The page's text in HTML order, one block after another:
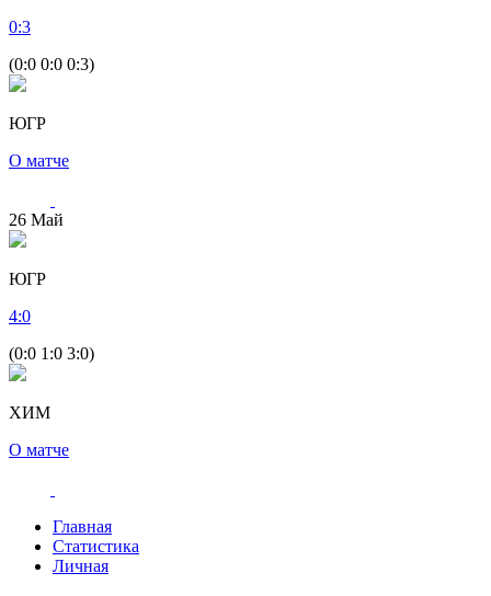
0:3
(0:0 0:0 0:3)
ЮГР
О матче
26 Май
ЮГР
4:0
(0:0 1:0 3:0)
ХИМ
О матче
Главная
Статистика
Личная